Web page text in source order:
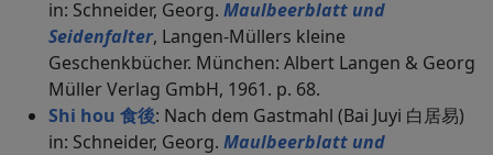
in: Schneider, Georg. Maulbeerblatt und
Seidenfalter, Langen-Müllers kleine
Geschenkbücher. München: Albert Langen & Georg
Müller Verlag GmbH, 1961. p. 68.
Shi hou 食後: Nach dem Gastmahl (Bai Juyi 白居易)
in: Schneider, Georg. Maulbeerblatt und